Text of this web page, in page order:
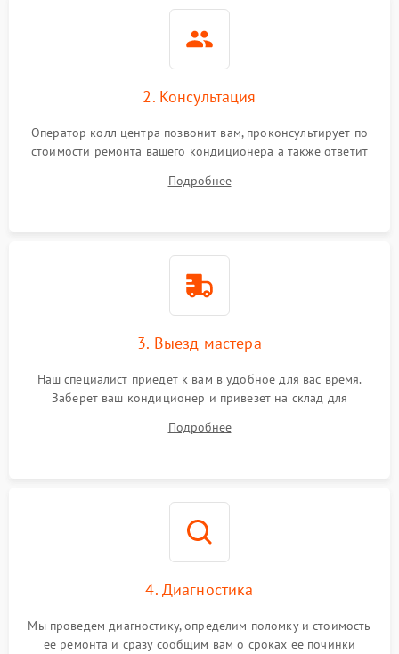
2. Консультация
Оператор колл центра позвонит вам, проконсультирует по
стоимости ремонта вашего кондиционера а также ответит
Подробнее
3. Выезд мастера
Наш специалист приедет к вам в удобное для вас время.
Заберет ваш кондиционер и привезет на склад для
Подробнее
4. Диагностика
Мы проведем диагностику, определим поломку и стоимость
ее ремонта и сразу сообщим вам о сроках ее починки